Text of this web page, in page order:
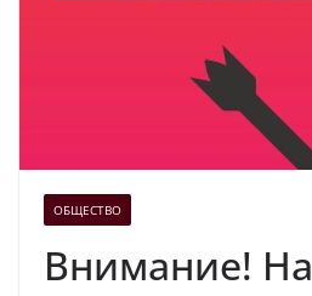
ОБЩЕСТВО
Внимание! На